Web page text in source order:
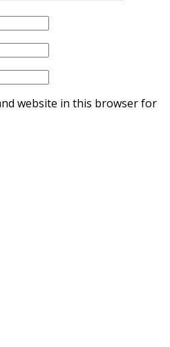
website in this browser for